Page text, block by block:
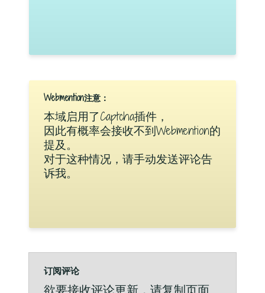
Webmention注意：
本域启用了Captcha插件，
因此有概率会接收不到Webmention的
提及。
对于这种情况，请手动发送评论告
诉我。
订阅评论